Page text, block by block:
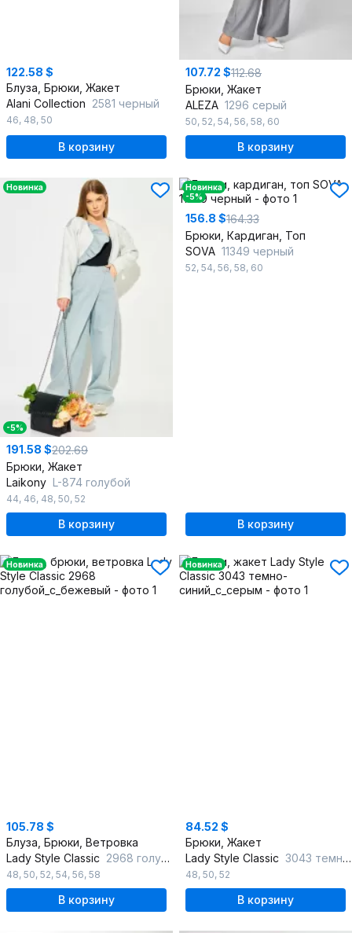
122.58 $
Блуза, Брюки, Жакет
Alani Collection 2581 черный
46, 48, 50
В корзину
107.72 $112.68
Брюки, Жакет
ALEZA 1296 серый
50, 52, 54, 56, 58, 60
В корзину
Новинка
-5%
191.58 $202.69
Брюки, Жакет
Laikony L-874 голубой
44, 46, 48, 50, 52
В корзину
Новинка
-5%
156.8 $164.33
Брюки, Кардиган, Топ
SOVA 11349 черный
52, 54, 56, 58, 60
В корзину
Новинка
105.78 $
Блуза, Брюки, Ветровка
Lady Style Classic 2968 голубой_с_бежевый
48, 50, 52, 54, 56, 58
В корзину
Новинка
84.52 $
Брюки, Жакет
Lady Style Classic 3043 темно-синий_с_серым
48, 50, 52
В корзину